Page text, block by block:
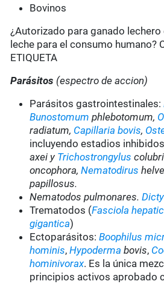
Bovinos
¿Autorizado para ganado
leche para el consumo humano?
ETIQUETA
Parásitos (espectro de accion)
Parásitos gastrointestinales:
Bunostomum phlebotomum,
radiatum, Capillaria bovis,
incluyendo estadios
axei y Trichostrongylus
oncophora,Nematodirus
papillosus.
Nematodos pulmonares.
Trematodos (Fasciola
gigantica)
Ectoparásitos:Boophilus
hominis,Hypoderma bovis,
hominivorax. Es la única
principios activos aprobado